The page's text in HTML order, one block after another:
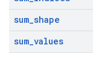
sum_shape
sum_values